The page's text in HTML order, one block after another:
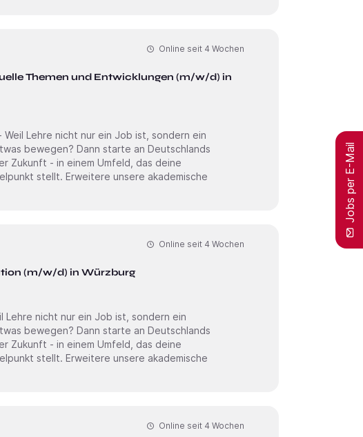
Themen und Entwicklungen (m/w/d) in
Online seit 4 Wochen
- Weil Lehre nicht nur ein Job ist, sondern ein
Zukunft - in einem Umfeld, das deine
akademische
(m/w/d) in Würzburg
Online seit 4 Wochen
Lehre nicht nur ein Job ist, sondern ein
Zukunft - in einem Umfeld, das deine
akademische
Online seit 4 Wochen
Jobs per E-Mail